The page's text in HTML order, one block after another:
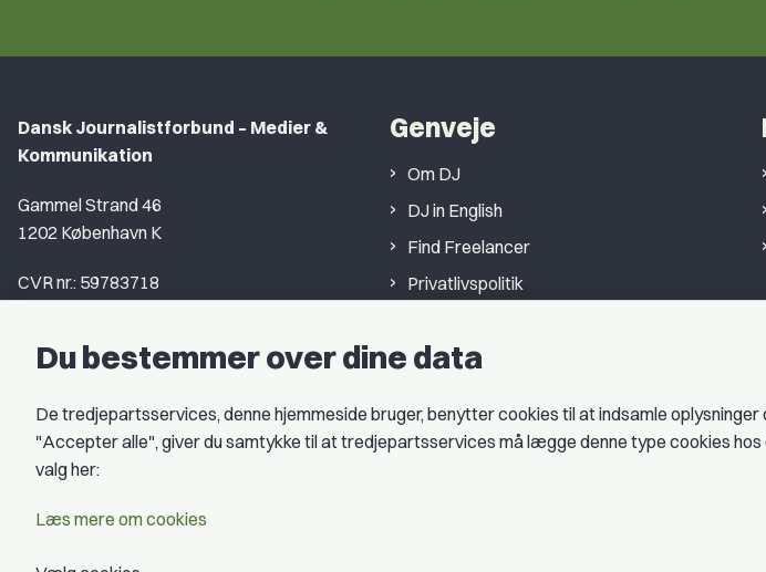
Dansk Journalistforbund – Medier &
Kommunikation
Gammel Strand 46
1202 København K
CVR nr.: 59783718
Kontakt DJ
Genveje
Om DJ
DJ in English
Find Freelancer
Privatlivspolitik
Du bestemmer over dine data
De tredjepartsservices, denne hjemmeside bruger, benytter cookies til at indsamle
"Accepter alle", giver du samtykke til at tredjepartsservices må lægge denne type cookies
valg her:
Læs mere om cookies